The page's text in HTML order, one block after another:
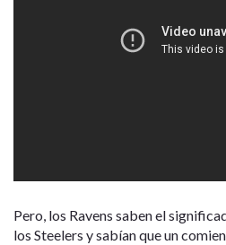
Pero, los Ravens saben el
los Steelers y sabían que un